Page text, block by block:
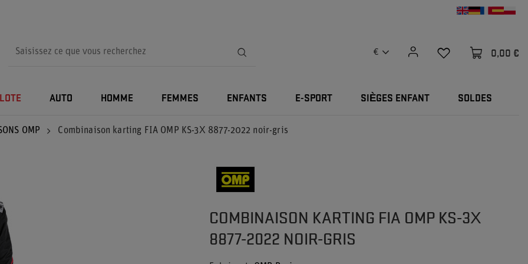
€ 0,00 €
AUTO HOMME FEMMES ENFANTS E-SPORT SIÈGES ENFANT SOLDES
OMP Combinaison karting FIA OMP KS-3X 8877-2022 noir-gris
COMBINAISON KARTING FIA OMP KS-3X
8877-2022 NOIR-GRIS